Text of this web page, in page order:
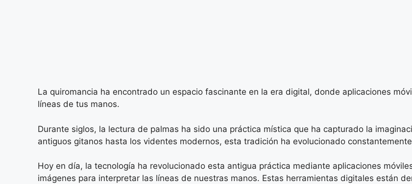
La quiromancia ha encontrado un espacio fascinante en la era digital, donde aplicaciones
líneas de tus manos.
Durante siglos, la lectura de palmas ha sido una práctica mística que ha capturado la
antiguos gitanos hasta los videntes modernos, esta tradición ha evolucionado
Hoy en día, la tecnología ha revolucionado esta antigua práctica mediante aplicaciones
imágenes para interpretar las líneas de nuestras manos. Estas herramientas digitales están